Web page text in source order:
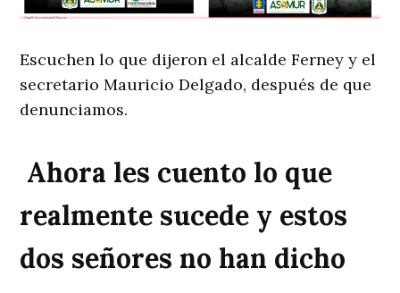
Escuchen lo que dijeron el alcalde Ferney y el
secretario Mauricio Delgado, después de que
denunciamos.
Ahora les cuento lo que
realmente sucede y estos
dos señores no han dicho